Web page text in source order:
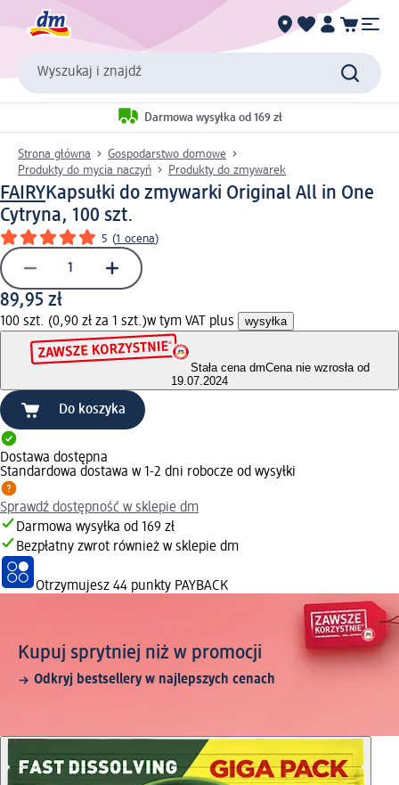
Wyszukaj i znajdź
Darmowa wysyłka od 169 zł
Strona główna
Gospodarstwo domowe
Produkty do mycia naczyń
Produkty do zmywarek
FAIRYKapsułki do zmywarki Original All in One
Cytryna, 100 szt.
5 (1 ocena)
89,95 zł
100 szt. (0,90 zł za 1 szt.)w tym VAT plus wysyłka
Stała cena dmCena nie wzrosła od
19.07.2024
Do koszyka
Dostawa dostępna
Standardowa dostawa w 1-2 dni robocze od wysyłki
Sprawdź dostępność w sklepie dm
Darmowa wysyłka od 169 zł
Bezpłatny zwrot również w sklepie dm
Otrzymujesz 44 punkty PAYBACK
Kupuj sprytniej niż w promocji
Odkryj bestsellery w najlepszych cenach